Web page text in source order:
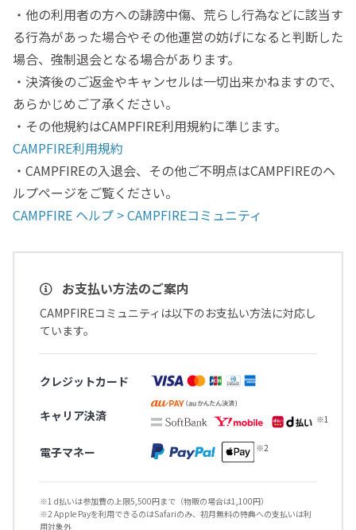
・他の利用者の方への誹謗中傷、荒らし行為などに該当す
る行為があった場合やその他運営の妨げになると判断した
場合、強制退会となる場合があります。
・決済後のご返金やキャンセルは一切出来かねますので、
あらかじめご了承ください。
・その他規約はCAMPFIRE利用規約に準じます。
CAMPFIRE利用規約
・CAMPFIREの入退会、その他ご不明点はCAMPFIREのヘ
ルプページをご覧ください。
CAMPFIRE ヘルプ > CAMPFIREコミュニティ
お支払い方法のご案内
CAMPFIREコミュニティは以下のお支払い方法に対応し
ています。
クレジットカード
キャリア決済
電子マネー
※1 d払いは参加費の上限5,500円まで（物販の場合は1,100円）
※2 Apple Payを利用できるのはSafariのみ、初月無料の特典への支払いは利
用対象外